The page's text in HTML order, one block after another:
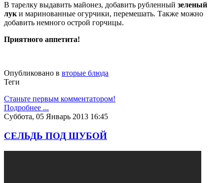
В тарелку выдавить майонез, добавить рубленный зеленый
лук и маринованные огурчики, перемешать. Также можно
добавить немного острой горчицы.
Приятного аппетита!
Опубликовано в вторые блюда
Теги
Станьте первым комментатором!
Подробнее ...
Суббота, 05 Январь 2013 16:45
СЕЛЬДЬ ПОД ШУБОЙ